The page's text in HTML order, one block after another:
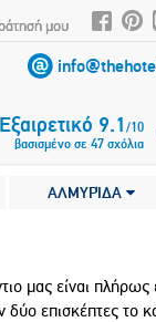
μου
Εξαιρετικό 9.1 /10
βασισμένο σε 47 σχόλια
ΑΛΜΥΡΊΔΑ
μας είναι
δύο επισκέπτες το